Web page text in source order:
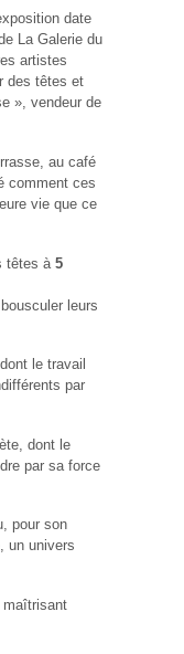
date
La Galerie du
artistes
des têtes et
», vendeur de
au café
comment ces
vie que ce
têtes à 5
leurs
le travail
par
dont le
par sa force
pour son
un univers
maîtrisant